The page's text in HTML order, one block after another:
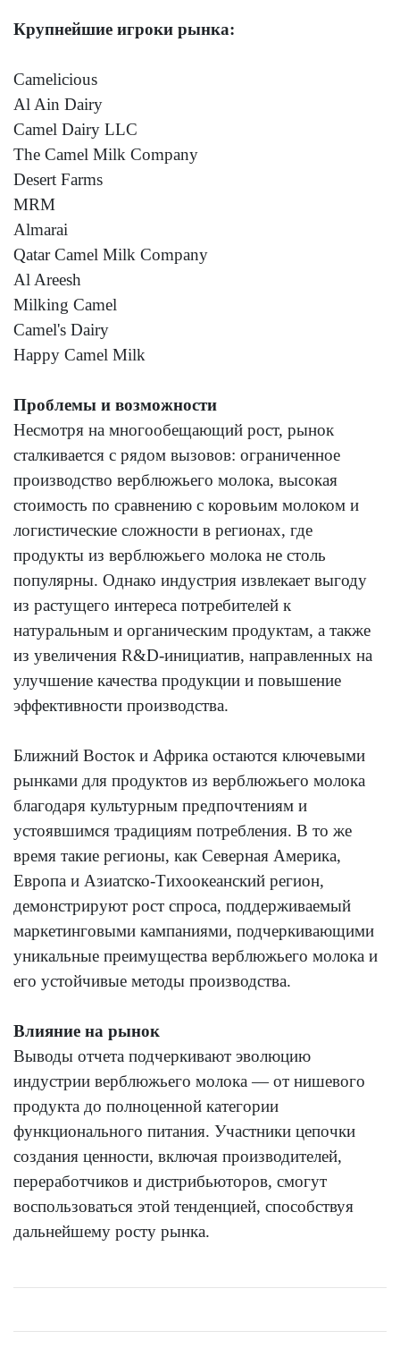
Крупнейшие игроки рынка:
Camelicious
Al Ain Dairy
Camel Dairy LLC
The Camel Milk Company
Desert Farms
MRM
Almarai
Qatar Camel Milk Company
Al Areesh
Milking Camel
Camel's Dairy
Happy Camel Milk
Проблемы и возможности
Несмотря на многообещающий рост, рынок
сталкивается с рядом вызовов: ограниченное
производство верблюжьего молока, высокая
стоимость по сравнению с коровьим молоком и
логистические сложности в регионах, где
продукты из верблюжьего молока не столь
популярны. Однако индустрия извлекает выгоду
из растущего интереса потребителей к
натуральным и органическим продуктам, а также
из увеличения R&D-инициатив, направленных на
улучшение качества продукции и повышение
эффективности производства.
Ближний Восток и Африка остаются ключевыми
рынками для продуктов из верблюжьего молока
благодаря культурным предпочтениям и
устоявшимся традициям потребления. В то же
время такие регионы, как Северная Америка,
Европа и Азиатско-Тихоокеанский регион,
демонстрируют рост спроса, поддерживаемый
маркетинговыми кампаниями, подчеркивающими
уникальные преимущества верблюжьего молока и
его устойчивые методы производства.
Влияние на рынок
Выводы отчета подчеркивают эволюцию
индустрии верблюжьего молока — от нишевого
продукта до полноценной категории
функционального питания. Участники цепочки
создания ценности, включая производителей,
переработчиков и дистрибьюторов, смогут
воспользоваться этой тенденцией, способствуя
дальнейшему росту рынка.